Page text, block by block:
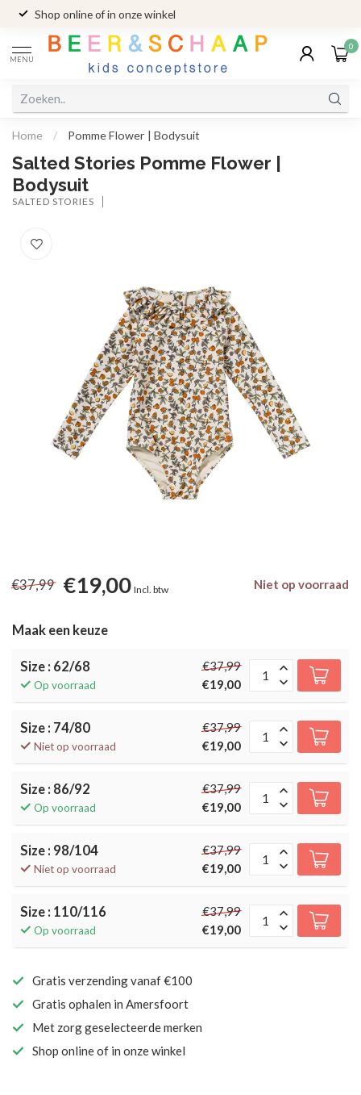
Shop online of in onze winkel
MENU
0
Home / Pomme Flower | Bodysuit
Salted Stories Pomme Flower |
Bodysuit
SALTED STORIES
€37,99 €19,00 Incl. btw Niet op voorraad
Maak een keuze
Size : 62/68
Op voorraad
€37,99
€19,00
Size : 74/80
Niet op voorraad
€37,99
€19,00
Size : 86/92
Op voorraad
€37,99
€19,00
Size : 98/104
Niet op voorraad
€37,99
€19,00
Size : 110/116
Op voorraad
€37,99
€19,00
Gratis verzending vanaf €100
Gratis ophalen in Amersfoort
Met zorg geselecteerde merken
Shop online of in onze winkel